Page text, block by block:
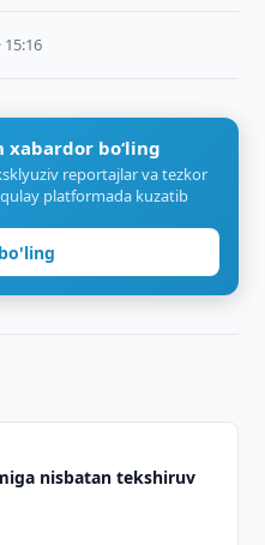
15:16
bo‘ling
reportajlar va tezkor
platformada kuzatib
nisbatan tekshiruv